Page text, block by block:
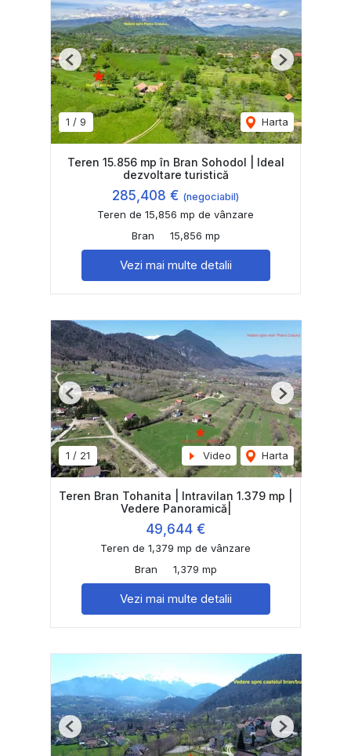
1 / 9 Harta
Previous Next
Teren 15.856 mp în Bran Sohodol | Ideal
dezvoltare turistică
285,408 € (negociabil)
Teren de 15,856 mp de vânzare
Bran
15,856 mp
Vezi mai multe detalii
1 / 21 Video Harta
Previous Next
Teren Bran Tohanita | Intravilan 1.379 mp |
Vedere Panoramică|
49,644 €
Teren de 1,379 mp de vânzare
Bran
1,379 mp
Vezi mai multe detalii
Previous Next